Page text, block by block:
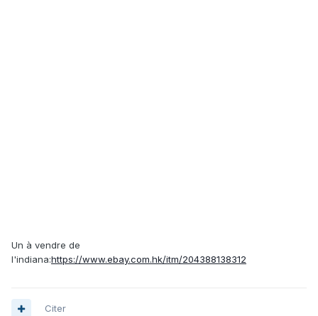
Un à vendre de
l'indiana:https://www.ebay.com.hk/itm/204388138312
Citer